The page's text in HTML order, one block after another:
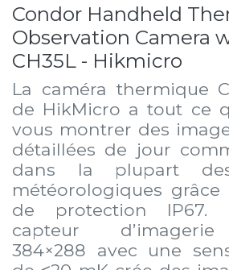
Condor Handheld
Observation Camera
CH35L - Hikmicro
La caméra thermique
de HikMicro a tout ce
vous montrer des
détaillées de jour
dans la plupart
météorologiques
de protection IP67.
capteur
384×288 avec une